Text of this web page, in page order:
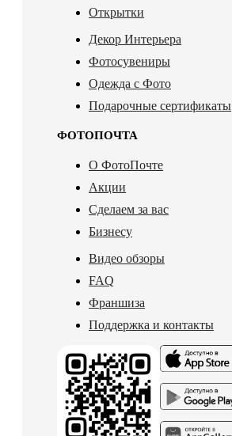
Открытки
Декор Интерьера
Фотосувениры
Одежда с Фото
Подарочные сертификаты
ФОТОПОЧТА
О ФотоПочте
Акции
Сделаем за вас
Бизнесу
Видео обзоры
FAQ
Франшиза
Поддержка и контакты